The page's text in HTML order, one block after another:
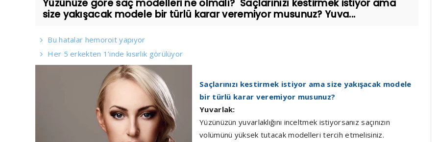
Yüzünüze göre saç modelleri ne olmalı? Saçlarınızı kestirmek istiyor ama
size yakışacak modele bir türlü karar veremiyor musunuz? Yuva...
Bu hatalar hemoroit yapıyor
Her 5 erkekten 1’inde kısırlık görülüyor
Saçlarınızı kestirmek istiyor ama size yakışacak modele
bir türlü karar veremiyor musunuz?
Yuvarlak:
Yüzünüzün yuvarlaklığını inceltmek istiyorsanız saçınızın
volümünü yüksek tutacak modelleri tercih etmelisiniz.